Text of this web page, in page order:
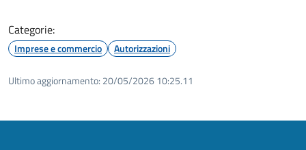
Categorie:
Imprese e commercio Autorizzazioni
Ultimo aggiornamento: 20/05/2026 10:25.11